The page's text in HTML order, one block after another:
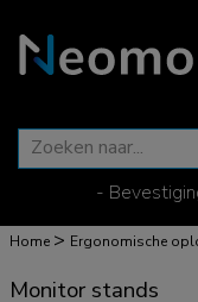
-
Home > Ergonomische
Monitor stands